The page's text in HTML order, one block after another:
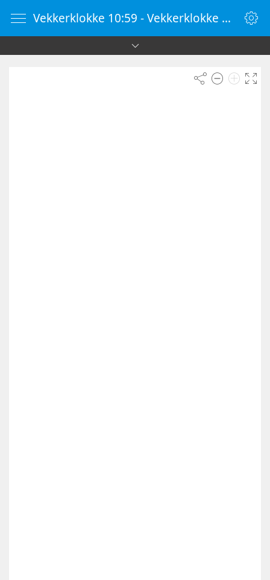
Vekkerklokke 10:59 - Vekkerklokke Online